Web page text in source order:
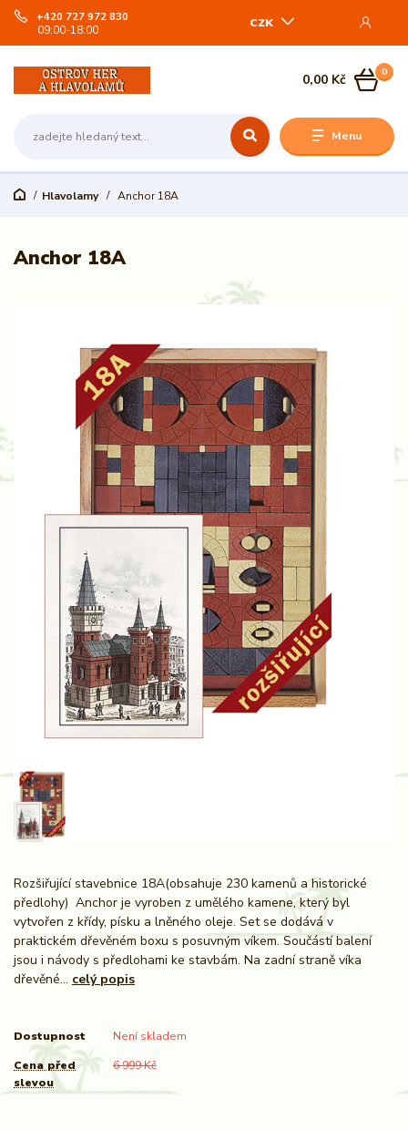
Menu
CZK
+420 727 972 830
09:00-18:00
0
0,00 Kč
Hlavolamy Anchor 18A
Anchor 18A
Rozšiřující stavebnice 18A(obsahuje 230 kamenů a historické
předlohy) Anchor je vyroben z umělého kamene, který byl
vytvořen z křídy, písku a lněného oleje. Set se dodává v
praktickém dřevěném boxu s posuvným víkem. Součástí balení
jsou i návody s předlohami ke stavbám. Na zadní straně víka
dřevěné... celý popis
Dostupnost Není skladem
Cena před
slevou
6 999 Kč